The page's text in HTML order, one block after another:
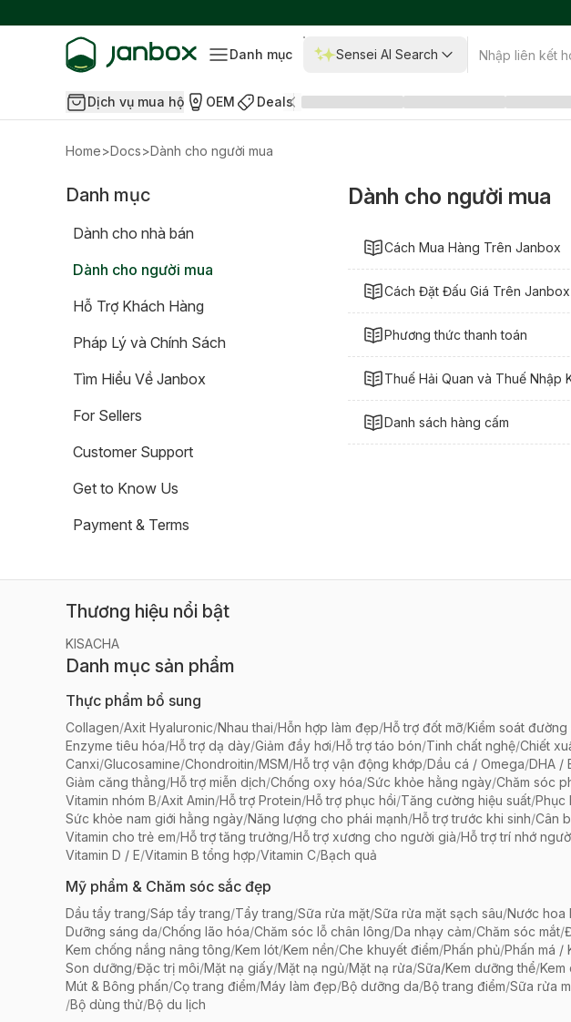
Danh mục Sensei AI Search
Dịch vụ mua hộ OEM Deals
Home>Docs>Dành cho người mua
Danh mục
Dành cho nhà bán
Dành cho người mua
Hỗ Trợ Khách Hàng
Pháp Lý và Chính Sách
Tìm Hiểu Về Janbox
For Sellers
Customer Support
Get to Know Us
Payment & Terms
Dành cho người mua
Cách Mua Hàng Trên Janbox
Cách Đặt Đấu Giá Trên Janbox
Phương thức thanh toán
Thuế Hải Quan và Thuế Nhập
Danh sách hàng cấm
Thương hiệu nổi bật
KISACHA
Danh mục sản phẩm
Thực phẩm bổ sung
Collagen/Axit Hyaluronic/Nhau thai/Hỗn hợp làm đẹp/Hỗ trợ đốt mỡ/Kiểm soát đường
Enzyme tiêu hóa/Hỗ trợ dạ dày/Giảm đầy hơi/Hỗ trợ táo bón/Tinh chất nghệ/Chiết
Canxi/Glucosamine/Chondroitin/MSM/Hỗ trợ vận động khớp/Dầu cá / Omega/DHA /
Giảm căng thẳng/Hỗ trợ miễn dịch/Chống oxy hóa/Sức khỏe hằng ngày/Chăm sóc
Vitamin nhóm B/Axit Amin/Hỗ trợ Protein/Hỗ trợ phục hồi/Tăng cường hiệu suất/Phục
Sức khỏe nam giới hằng ngày/Năng lượng cho phái mạnh/Hỗ trợ trước khi sinh/Cân
Vitamin cho trẻ em/Hỗ trợ tăng trưởng/Hỗ trợ xương cho người già/Hỗ trợ trí nhớ
Vitamin D / E/Vitamin B tổng hợp/Vitamin C/Bạch quả
Mỹ phẩm & Chăm sóc sắc đẹp
Dầu tẩy trang/Sáp tẩy trang/Tẩy trang/Sữa rửa mặt/Sữa rửa mặt sạch sâu/Nước hoa
Dưỡng sáng da/Chống lão hóa/Chăm sóc lỗ chân lông/Da nhạy cảm/Chăm sóc mắt/
Kem chống nắng nâng tông/Kem lót/Kem nền/Che khuyết điểm/Phấn phủ/Phấn má /
Son dưỡng/Đặc trị môi/Mặt nạ giấy/Mặt nạ ngủ/Mặt nạ rửa/Sữa/Kem dưỡng thể/Kem
Mút & Bông phấn/Cọ trang điểm/Máy làm đẹp/Bộ dưỡng da/Bộ trang điểm/Sữa rửa
/Bộ dùng thử/Bộ du lịch